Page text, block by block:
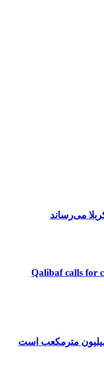
می‌رساند
Qalibaf calls for